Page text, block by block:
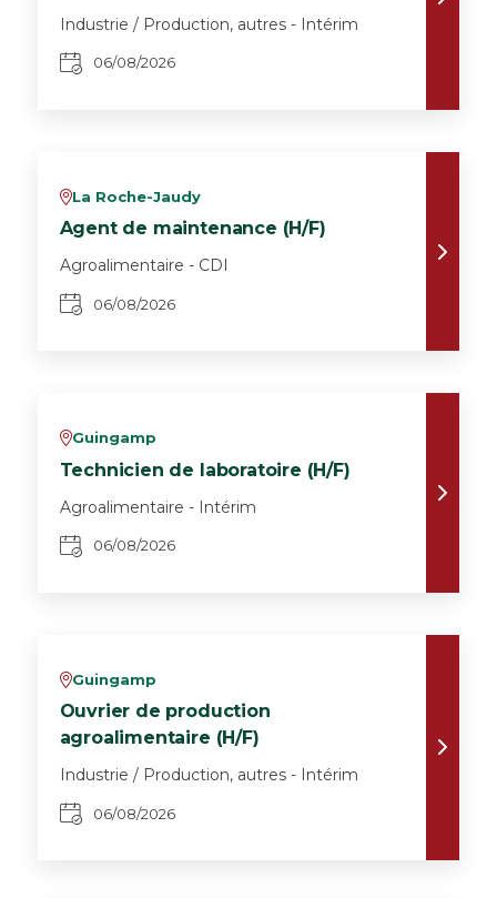
Industrie / Production, autres - Intérim
06/08/2026
vLa Roche-Jaudy
Agent de maintenance (H/F)
Agroalimentaire - CDI
06/08/2026
vGuingamp
Technicien de laboratoire (H/F)
Agroalimentaire - Intérim
06/08/2026
vGuingamp
Ouvrier de production
agroalimentaire (H/F)
Industrie / Production, autres - Intérim
06/08/2026